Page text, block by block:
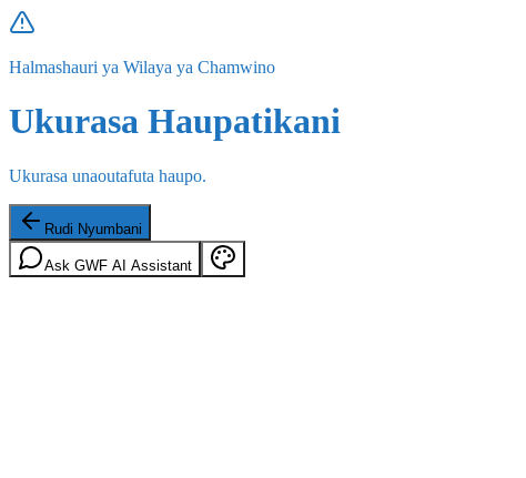
Halmashauri ya Wilaya ya Chamwino
Ukurasa Haupatikani
Ukurasa unaoutafuta haupo.
Rudi Nyumbani
Ask GWF AI Assistant